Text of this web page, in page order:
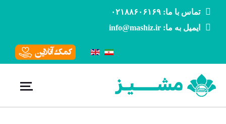
تماس با ما: ۰۲۱۸۸۶۰۶۱۶۹
ایمیل به ما: info@mashiz.ir